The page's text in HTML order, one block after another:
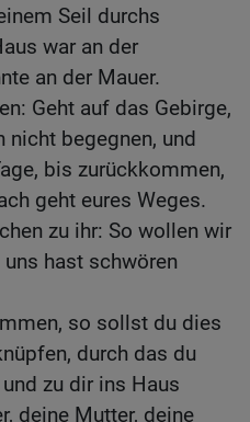
Seil durchs
war an der
an der Mauer.
Geht auf das Gebirge,
nicht begegnen, und
bis zurückkommen,
geht eures Weges.
zu ihr: So wollen wir
hast schwören
so sollst du dies
durch das du
zu dir ins Haus
deine Mutter, deine